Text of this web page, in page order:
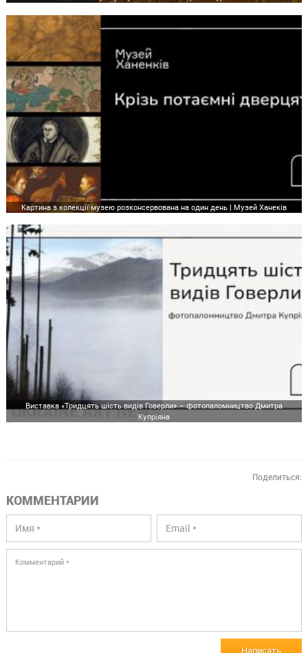
Картина з колекції музею розконсервована на один день | Музей Ханеків
Виставка «Тридцять шість видів Говерли» – фотопаломництво Дмитра
Купріяна
Поделиться:
КОММЕНТАРИИ
Написать